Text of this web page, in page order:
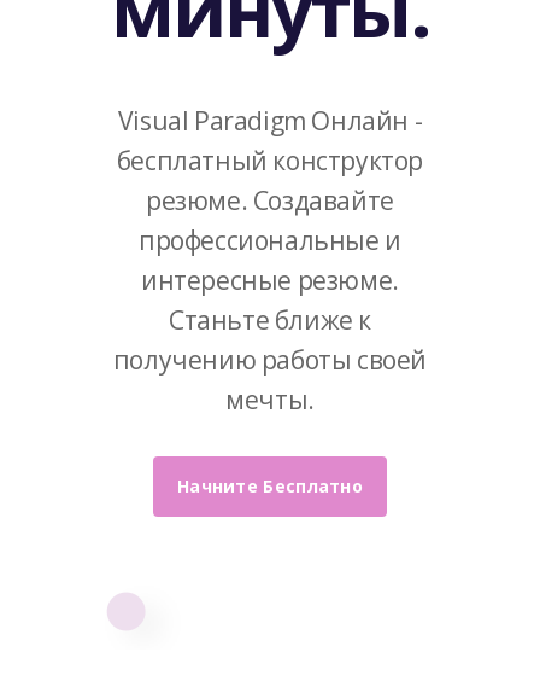
Visual Paradigm Онлайн -
бесплатный конструктор
резюме. Создавайте
профессиональные и
интересные резюме.
Станьте ближе к
получению работы своей
мечты.
Начните Бесплатно